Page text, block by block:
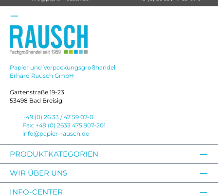
Papier und Verpackungsgroßhandel
Erhard Rausch GmbH
Gartenstraße 19-23
53498 Bad Breisig
+49 (0) 26 33 / 47 59 07-0
Fax: +49 (0) 2633 475 907-201
info@papier-rausch.de
PRODUKTKATEGORIEN
WIR ÜBER UNS
INFO-CENTER